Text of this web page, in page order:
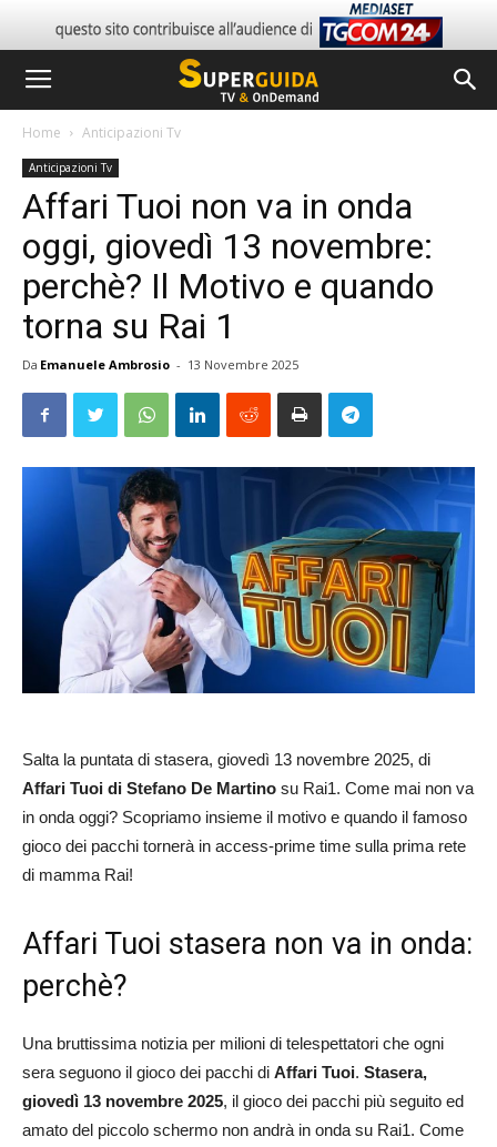
Home Anticipazioni Tv
Anticipazioni Tv
Affari Tuoi non va in onda
oggi, giovedì 13 novembre:
perchè? Il Motivo e quando
torna su Rai 1
Da Emanuele Ambrosio - 13 Novembre 2025
Salta la puntata di stasera, giovedì 13 novembre 2025, di
Affari Tuoi di Stefano De Martino su Rai1. Come mai non va
in onda oggi? Scopriamo insieme il motivo e quando il famoso
gioco dei pacchi tornerà in access-prime time sulla prima rete
di mamma Rai!
Affari Tuoi stasera non va in onda:
perchè?
Una bruttissima notizia per milioni di telespettatori che ogni
sera seguono il gioco dei pacchi di Affari Tuoi. Stasera,
giovedì 13 novembre 2025, il gioco dei pacchi più seguito ed
amato del piccolo schermo non andrà in onda su Rai1. Come